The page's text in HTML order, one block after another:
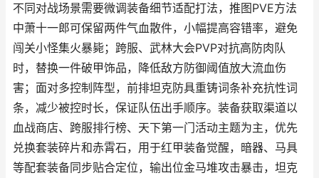
不同对战场景需要微调装备细节适配打法，推图PVE方法
中萧十一郎可保留两件气血散件，小幅提高容错率，避免
闯关小怪集火暴毙；跨服、武林大会PVP对抗高防肉队
时，替换一件破甲饰品，降低敌方防御阈值放大流血伤
害；面对多控制阵型，前排坦克防具重铸词条补充抗性词
条，减少被控时长，保证队伍出手顺序。装备获取渠道以
血战商店、跨服排行榜、天下第一门活动主题为主，优先
兑换套装碎片和赤霄石，用于红甲装备觉醒，暗器、马具
等配套装备同步贴合定位，输出位金马堆攻击暴击，坦克